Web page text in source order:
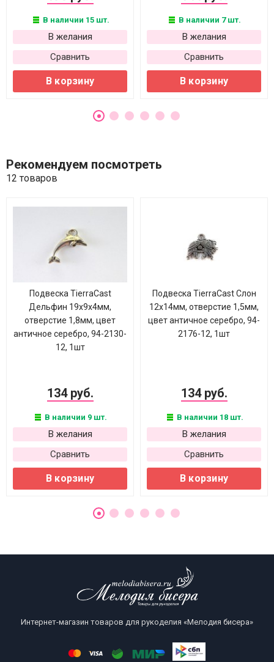
В наличии 15 шт.
В желания
Сравнить
В корзину
В наличии 7 шт.
В желания
Сравнить
В корзину
Рекомендуем посмотреть
12 товаров
Подвеска TierraCast
Дельфин 19х9х4мм,
отверстие 1,8мм, цвет
античное серебро, 94-2130-
12, 1шт
134 руб.
В наличии 9 шт.
В желания
Сравнить
В корзину
Подвеска TierraCast Слон
12х14мм, отверстие 1,5мм,
цвет античное серебро, 94-
2176-12, 1шт
134 руб.
В наличии 18 шт.
В желания
Сравнить
В корзину
Интернет-магазин товаров для рукоделия «Мелодия бисера»